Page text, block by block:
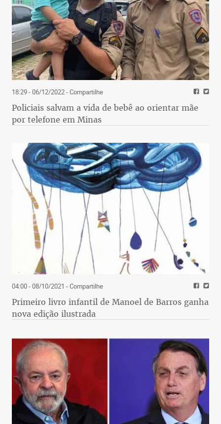
18:29 - 06/12/2022- Compartilhe
Policiais salvam a vida de bebê ao orientar mãe
por telefone em Minas
04:00 - 08/10/2021 - Compartilhe
Primeiro livro infantil de Manoel de Barros ganha
nova edição ilustrada